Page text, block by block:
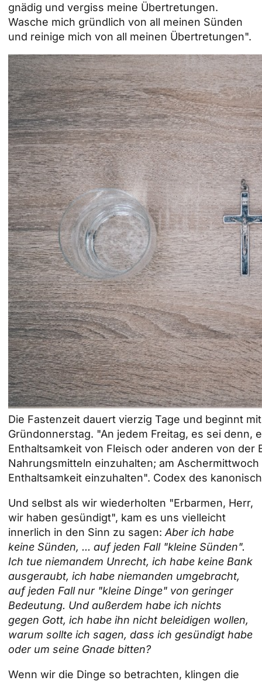
gnädig und vergiss meine Übertretungen.
Wasche mich gründlich von all meinen Sünden
und reinige mich von all meinen Übertretungen".
Die Fastenzeit dauert vierzig Tage und beginnt
Gründonnerstag. "An jedem Freitag, es sei denn,
Enthaltsamkeit von Fleisch oder anderen von
Nahrungsmitteln einzuhalten; am
Enthaltsamkeit einzuhalten". Codex des
Und selbst als wir wiederholten "Erbarmen, Herr,
wir haben gesündigt", kam es uns vielleicht
innerlich in den Sinn zu sagen:Aber ich habe
keine Sünden, ... auf jeden Fall "kleine Sünden".
Ich tue niemandem Unrecht, ich habe keine Bank
ausgeraubt, ich habe niemanden umgebracht,
auf jeden Fall nur "kleine Dinge" von geringer
Bedeutung. Und außerdem habe ich nichts
gegen Gott, ich habe ihn nicht beleidigen wollen,
warum sollte ich sagen, dass ich gesündigt habe
oder um seine Gnade bitten?
Wenn wir die Dinge so betrachten, klingen die